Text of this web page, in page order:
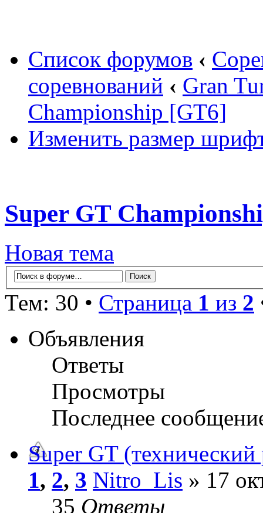
Список форумов ‹
соревнований ‹ Gran
Championship [GT6]
Изменить размер
Super GT
Новая тема
Тем: 30 • Страница 1 из 2
Объявления
Ответы
Просмотры
Последнее
Super GT (технический
1, 2, 3 Nitro_Lis » 17
35 Ответы